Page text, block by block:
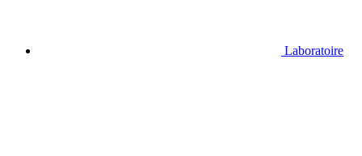
Laboratoire